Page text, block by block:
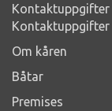
Kontaktuppgifter
Kontaktuppgifter
Om kåren
Båtar
Premises